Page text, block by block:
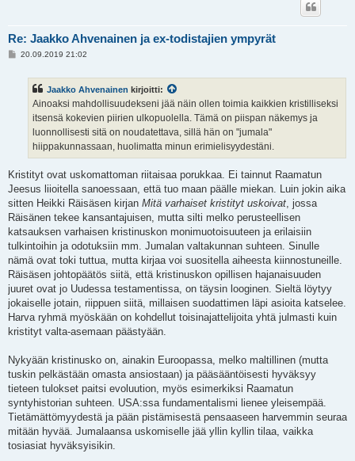
Re: Jaakko Ahvenainen ja ex-todistajien ympyrät
V20.09.2019 21:02
Jaakko Ahvenainen kirjoitti:
Ainoaksi mahdollisuudekseni jää näin ollen toimia kaikkien kristilliseksi
itsensä kokevien piirien ulkopuolella. Tämä on piispan näkemys ja
luonnollisesti sitä on noudatettava, sillä hän on "jumala"
hiippakunnassaan, huolimatta minun erimielisyydestäni.
Kristityt ovat uskomattoman riitaisaa porukkaa. Ei tainnut Raamatun
Jeesus liioitella sanoessaan, että tuo maan päälle miekan. Luin jokin aika
sitten Heikki Räisäsen kirjan Mitä varhaiset kristityt uskoivat, jossa
Räisänen tekee kansantajuisen, mutta silti melko perusteellisen
katsauksen varhaisen kristinuskon monimuotoisuuteen ja erilaisiin
tulkintoihin ja odotuksiin mm. Jumalan valtakunnan suhteen. Sinulle
nämä ovat toki tuttua, mutta kirjaa voi suositella aiheesta kiinnostuneille.
Räisäsen johtopäätös siitä, että kristinuskon opillisen hajanaisuuden
juuret ovat jo Uudessa testamentissa, on täysin looginen. Sieltä löytyy
jokaiselle jotain, riippuen siitä, millaisen suodattimen läpi asioita katselee.
Harva ryhmä myöskään on kohdellut toisinajattelijoita yhtä julmasti kuin
kristityt valta-asemaan päästyään.
Nykyään kristinusko on, ainakin Euroopassa, melko maltillinen (mutta
tuskin pelkästään omasta ansiostaan) ja pääsääntöisesti hyväksyy
tieteen tulokset paitsi evoluution, myös esimerkiksi Raamatun
syntyhistorian suhteen. USA:ssa fundamentalismi lienee yleisempää.
Tietämättömyydestä ja pään pistämisestä pensaaseen harvemmin seuraa
mitään hyvää. Jumalaansa uskomiselle jää yllin kyllin tilaa, vaikka
tosiasiat hyväksyisikin.